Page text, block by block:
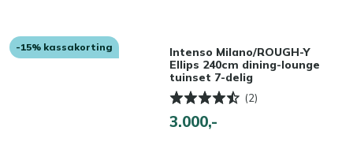
-15% kassakorting
Intenso Milano/ROUGH-Y
Ellips 240cm dining-lounge
tuinset 7-delig
(2)
3.000,-